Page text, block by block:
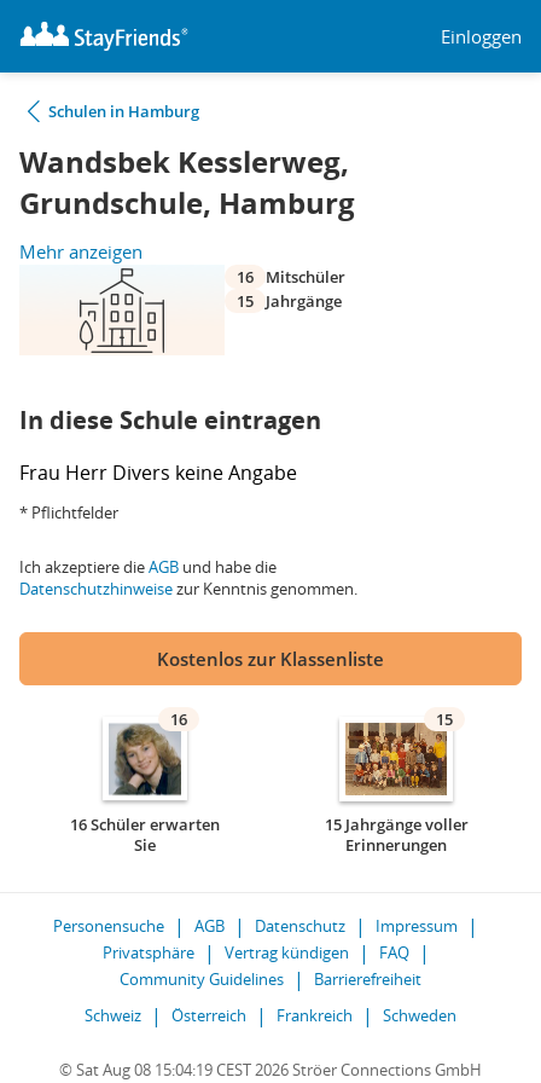
Einloggen
Schulen in Hamburg
Wandsbek Kesslerweg,
Grundschule, Hamburg
Mehr anzeigen
16
Mitschüler
15
Jahrgänge
In diese Schule eintragen
Frau Herr Divers keine Angabe
* Pflichtfelder
Ich akzeptiere dieAGB und habe die
Datenschutzhinweisezur Kenntnis genommen.
Kostenlos zur Klassenliste
16
16 Schüler erwarten
Sie
15
15 Jahrgänge voller
Erinnerungen
Personensuche AGB Datenschutz
Impressum
Privatsphäre
Vertrag kündigen
FAQ
Community Guidelines
Barrierefreiheit
Schweiz
Österreich Frankreich Schweden
© Sat Aug 08 15:04:19 CEST 2026 Ströer Connections GmbH